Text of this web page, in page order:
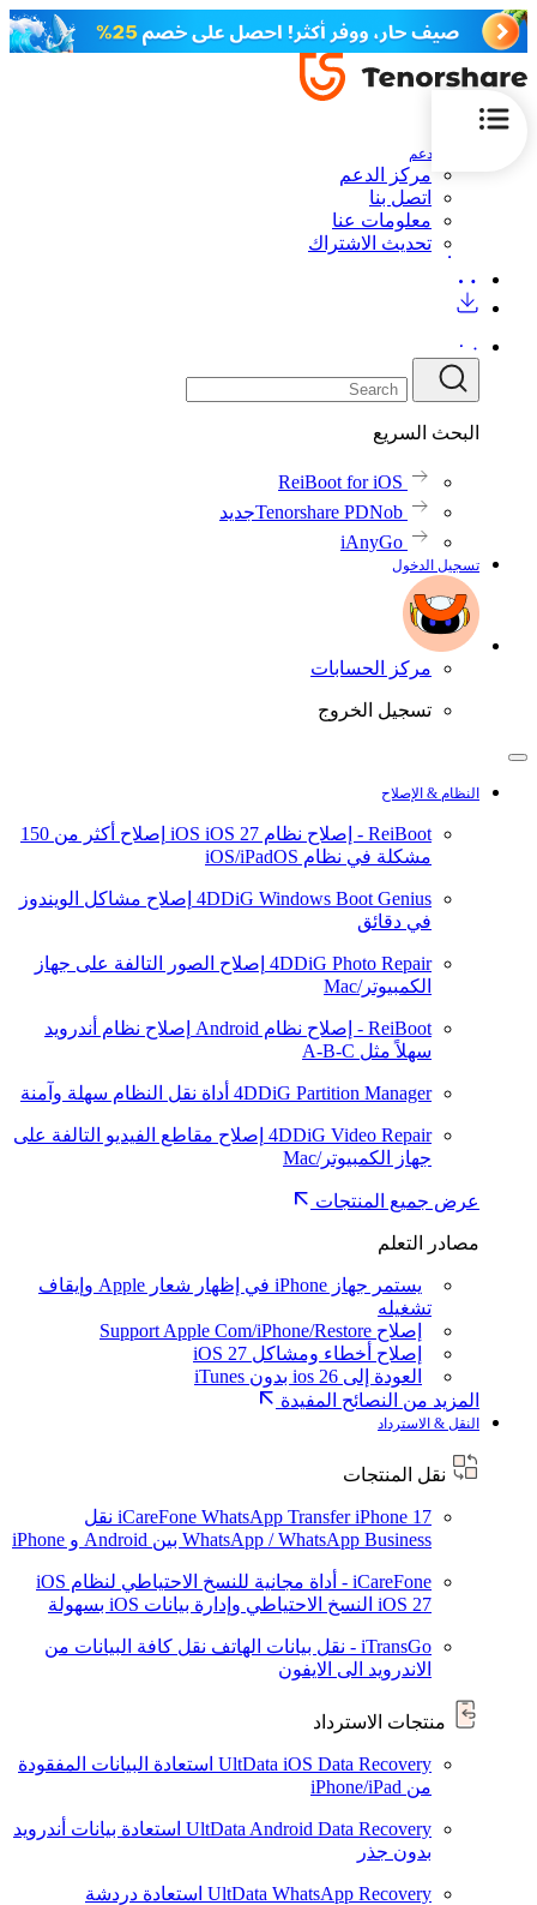
الدعم
مركز الدعم
اتصل بنا
معلومات عنا
تحديث الاشتراك
البحث السريع
ReiBoot for iOS
Tenorshare PDNobجديد
iAnyGo
تسجيل الدخول
مركز الحسابات
تسجيل الخروج
النظام & الإصلاح
ReiBoot - إصلاح نظام iOS iOS 27
إصلاح أكثر من 150
مشكلة في نظام iOS/iPadOS
4DDiG Windows Boot Genius إصلاح مشاكل الويندوز
في دقائق
4DDiG Photo Repair إصلاح الصور التالفة على جهاز
الكمبيوتر/Mac
ReiBoot - إصلاح نظام Android
إصلاح نظام أندرويد
سهلاً مثل A-B-C
4DDiG Partition Manager أداة نقل النظام سهلة وآمنة
4DDiG Video Repair إصلاح مقاطع الفيديو التالفة على
جهاز الكمبيوتر/Mac
عرض جميع المنتجات
مصادر التعلم
يستمر جهاز iPhone في إظهار شعار Apple وإيقاف
تشغيله
إصلاح Support Apple Com/iPhone/Restore
إصلاح أخطاء ومشاكل iOS 27
العودة إلى ios 26 بدون iTunes
المزيد من النصائح المفيدة
النقل & الاسترداد
نقل المنتجات
iCareFone WhatsApp TransferiPhone 17
نقل
WhatsApp / WhatsApp Business بين Android و iPhone
iCareFone - أداة مجانية للنسخ الاحتياطي لنظام iOS
iOS 27 النسخ الاحتياطي وإدارة بيانات iOS بسهولة
iTransGo - نقل بيانات الهاتف
نقل كافة البيانات من
الاندرويد الى الايفون
منتجات الاسترداد
UltData iOS Data Recovery استعادة البيانات المفقودة
من iPhone/iPad
UltData Android Data Recovery استعادة بيانات أندرويد
بدون جذر
UltData WhatsApp Recovery استعادة دردشة